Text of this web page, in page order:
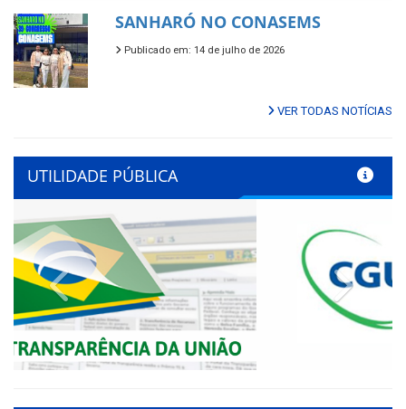
SANHARÓ NO CONASEMS
Publicado em: 14 de julho de 2026
VER TODAS NOTÍCIAS
UTILIDADE PÚBLICA
Previous Next